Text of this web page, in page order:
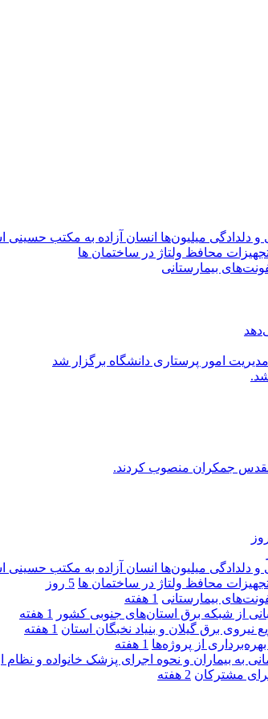
و دلدادگی میلیون‌ها انسان آزاده به مکتب
محافظ ولتاژ در ساختمان ها
بیمارستانی
امور پرستاری دانشگاه برگزار شد
مقدس جمکران منصوب کردند.
و دلدادگی میلیون‌ها انسان آزاده به مکتب
محافظ ولتاژ در ساختمان ها 5 روز
بیمارستانی 1 هفته
از شبكه برق استان‌های جنوبی كشور
1 هفته
برق گیلان و بنیاد نخبگان استان 1 هفته
از پروژه‌ها 1 هفته
به بیماران و نحوه اجرای پزشک خانواده و
2 هفته